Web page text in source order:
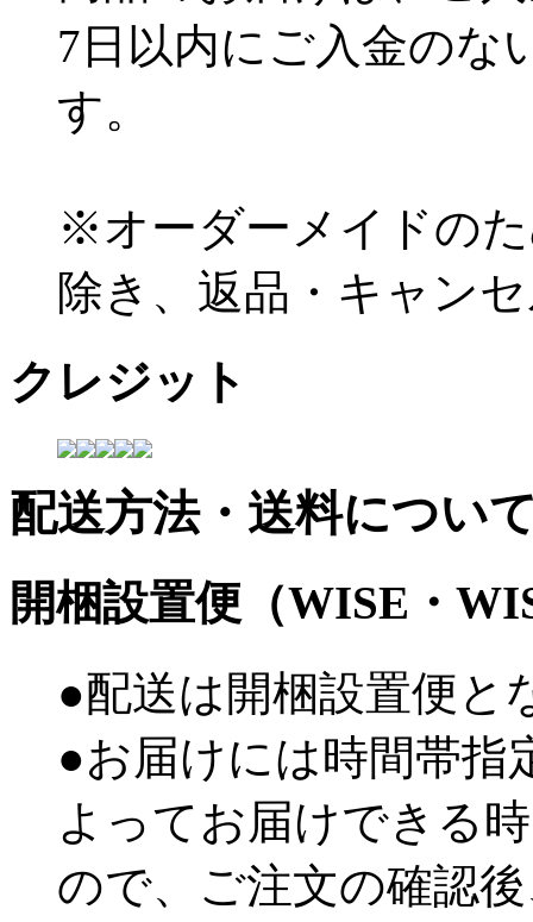
7日以内にご入金のな
す。
※オーダーメイドの
除き、返品・キャン
クレジット
配送方法・送料につい
開梱設置便（WISE・
●配送は開梱設置便と
●お届けには時間帯指
よってお届けできる
ので、ご注文の確認